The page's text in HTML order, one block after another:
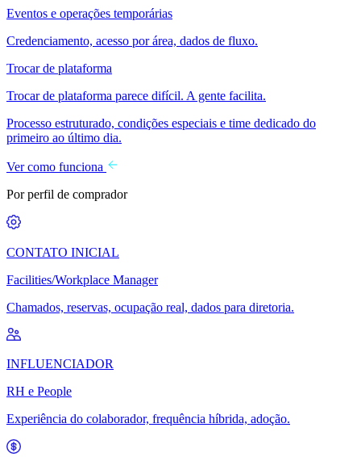
Eventos e operações temporárias
Credenciamento, acesso por área, dados de fluxo.
Trocar de plataforma
Trocar de plataforma parece difícil. A gente facilita.
Processo estruturado, condições especiais e time dedicado do
primeiro ao último dia.
Ver como funciona
Por perfil de comprador
CONTATO INICIAL
Facilities/Workplace Manager
Chamados, reservas, ocupação real, dados para diretoria.
INFLUENCIADOR
RH e People
Experiência do colaborador, frequência híbrida, adoção.